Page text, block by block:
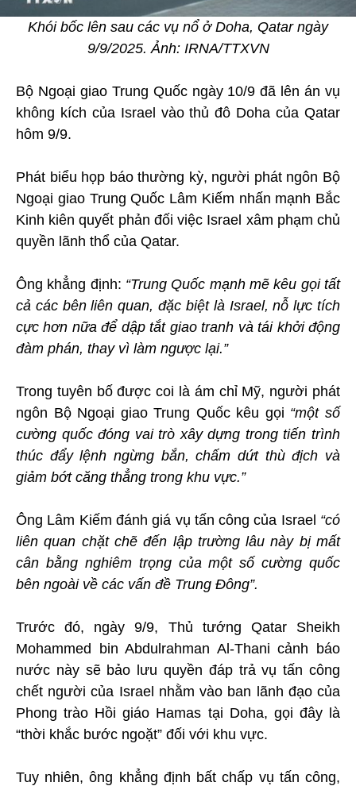
Khói bốc lên sau các vụ nổ ở Doha, Qatar ngày
9/9/2025. Ảnh: IRNA/TTXVN
Bộ Ngoại giao Trung Quốc ngày 10/9 đã lên án vụ
không kích của Israel vào thủ đô Doha của Qatar
hôm 9/9.
Phát biểu họp báo thường kỳ, người phát ngôn Bộ
Ngoại giao Trung Quốc Lâm Kiếm nhấn mạnh Bắc
Kinh kiên quyết phản đối việc Israel xâm phạm chủ
quyền lãnh thổ của Qatar.
Ông khẳng định: “Trung Quốc mạnh mẽ kêu gọi tất
cả các bên liên quan, đặc biệt là Israel, nỗ lực tích
cực hơn nữa để dập tắt giao tranh và tái khởi động
đàm phán, thay vì làm ngược lại.”
Trong tuyên bố được coi là ám chỉ Mỹ, người phát
ngôn Bộ Ngoại giao Trung Quốc kêu gọi “một số
cường quốc đóng vai trò xây dựng trong tiến trình
thúc đẩy lệnh ngừng bắn, chấm dứt thù địch và
giảm bớt căng thẳng trong khu vực.”
Ông Lâm Kiếm đánh giá vụ tấn công của Israel “có
liên quan chặt chẽ đến lập trường lâu này bị mất
cân bằng nghiêm trọng của một số cường quốc
bên ngoài về các vấn đề Trung Đông”.
Trước đó, ngày 9/9, Thủ tướng Qatar Sheikh
Mohammed bin Abdulrahman Al-Thani cảnh báo
nước này sẽ bảo lưu quyền đáp trả vụ tấn công
chết người của Israel nhằm vào ban lãnh đạo của
Phong trào Hồi giáo Hamas tại Doha, gọi đây là
“thời khắc bước ngoặt” đối với khu vực.
Tuy nhiên, ông khẳng định bất chấp vụ tấn công,